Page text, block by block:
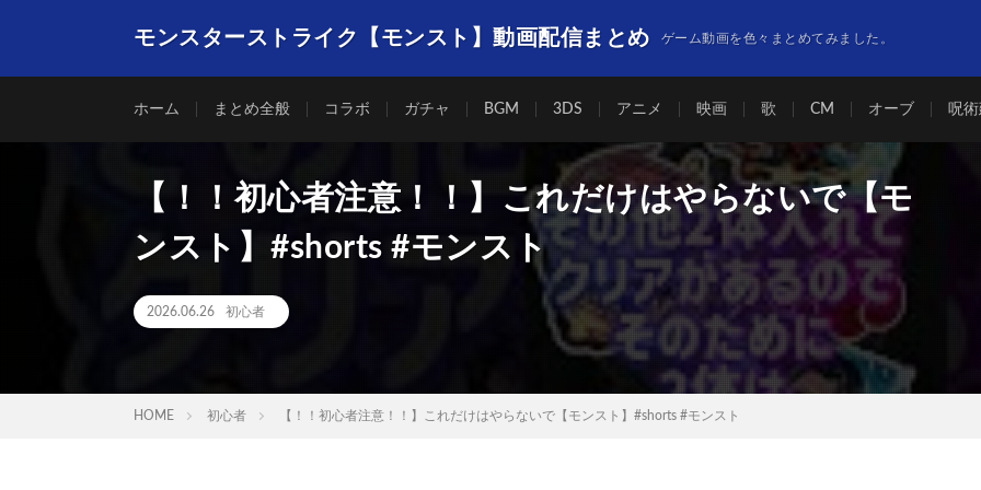
モンスターストライク【モンスト】動画配信まとめ ゲーム動画を色々まとめてみました。
ホーム まとめ全般 コラボ ガチャ BGM 3DS アニメ 映画 歌 CM オーブ 呪
【！！初心者注意！！】これだけはやらないで【モ
ンスト】#shorts #モンスト
2026.06.26 初心者
HOME 初心者 【！！初心者注意！！】これだけはやらないで【モンスト】#shorts #モンスト